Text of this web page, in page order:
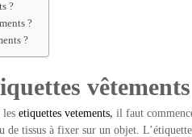
?
?
?
les etiquettes vetements, il faut
de tissus à fixer sur un objet.